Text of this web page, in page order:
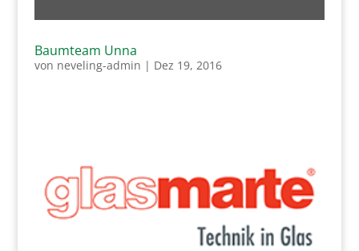
Baumteam Unna
von neveling-admin | Dez 19, 2016